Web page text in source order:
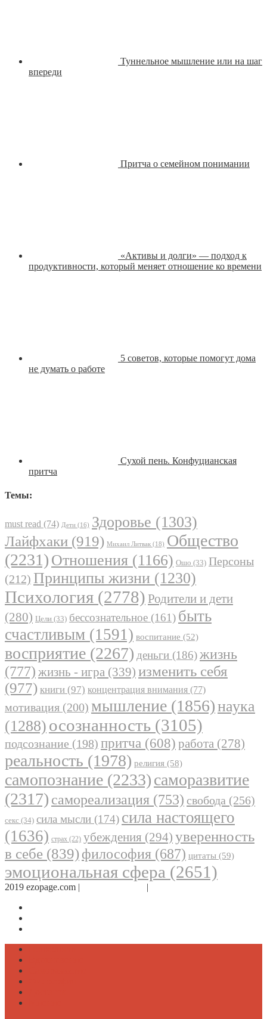
Туннельное мышление или на шаг
впереди
Притча о семейном понимании
«Активы и долги» — подход к
продуктивности, который меняет отношение ко времени
5 советов, которые помогут дома
не думать о работе
Сухой пень. Конфуцианская
притча
Темы:
must read (74) Дети (16) Здоровье (1303)
Лайфхаки (919) Михаил Литвак (18) Общество
(2231) Отношения (1166) Ошо (33) Персоны
(212) Принципы жизни (1230)
Психология (2778) Родители и дети
(280) Цели (33) бессознательное (161) быть
счастливым (1591) воспитание (52)
восприятие (2267) деньги (186)жизнь
(777) жизнь - игра (339) изменить себя
(977) книги (97) концентрация внимания (77)
мотивация (200) мышление (1856)наука
(1288) осознанность (3105)
подсознание (198) притча (608) работа (278)
реальность (1978) религия (58)
самопознание (2233)саморазвитие
(2317) самореализация (753) свобода (256)
секс (34) сила мысли (174) сила настоящего
(1636) страх (22) убеждения (294) уверенность
в себе (839) философия (687) цитаты (59)
эмоциональная сфера (2651)
2019 ezopage.com | |